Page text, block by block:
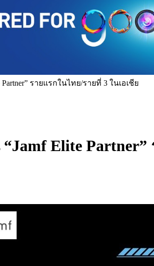
รายแรกในไทย/รายที่ 3 ในเอเชีย
Elite